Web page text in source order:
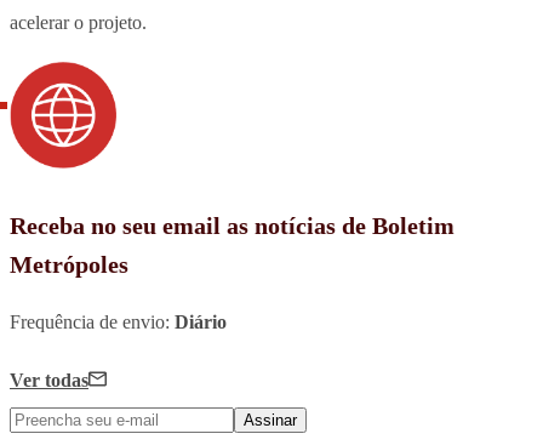
acelerar o projeto.
Receba no seu email as notícias de Boletim
Metrópoles
Frequência de envio: Diário
Ver todas
Assinar